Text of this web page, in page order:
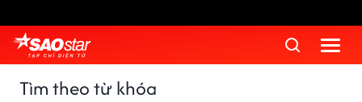
Tìm theo từ khóa